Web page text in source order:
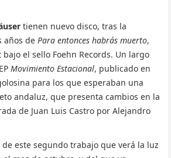
tienen nuevo disco, tras la
años de Para entonces habrás muerto,
el sello Foehn Records. Un largo
Movimiento Estacional, publicado en
para los que esperaban una
andaluz, que presenta cambios en la
de Juan Luis Castro por Alejandro
este segundo trabajo que verá la luz